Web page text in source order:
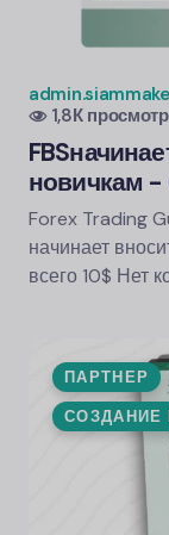
1,8К
FBS
новичкам -
Forex Trading
начинает
всего 10$ Нет
ПАРТНЕР
СОЗДАНИЕ